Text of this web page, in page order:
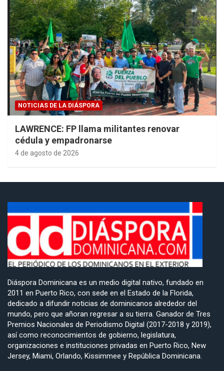
NOTICIAS DE LA DIÁSPORA
LAWRENCE: FP llama militantes renovar
cédula y empadronarse
4 de agosto de 2026
Diáspora Dominicana es un medio digital nativo, fundado en
2011 en Puerto Rico, con sede en el Estado de la Florida,
dedicado a difundir noticias de dominicanos alrededor del
mundo, pero que añoran regresar a su tierra. Ganador de Tres
Premios Nacionales de Periodismo Digital (2017-2018 y 2019),
así como reconocimientos de gobierno, legislatura,
organizaciones e instituciones privadas en Puerto Rico, New
Jersey, Miami, Orlando, Kissimmee y República Dominicana.